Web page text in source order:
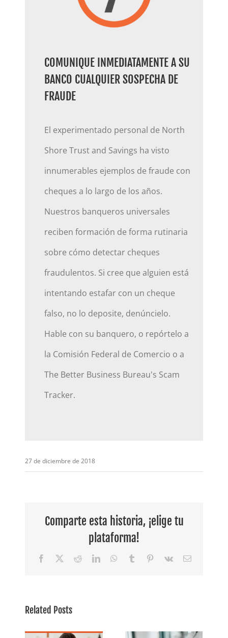
COMUNIQUE INMEDIATAMENTE A SU
BANCO CUALQUIER SOSPECHA DE
FRAUDE
El experimentado personal de North
Shore Trust and Savings ha visto
innumerables ejemplos de fraude con
cheques a lo largo de los años.
Nuestros banqueros universales
reciben formación de forma rutinaria
sobre cómo detectar cheques
fraudulentos. Si cree que alguien está
intentando estafar con un cheque
falso, no lo deposite, denúncielo.
Hable con su banquero, o repórtelo a
la Comisión Federal de Comercio o a
The Better Business Bureau's Scam
Tracker.
27 de diciembre de 2018
Comparte esta historia, ¡elige tu
plataforma!
Facebook RedditLinkedInWhatsApp
Tumblr Pinterest
Vk Email
Related Posts